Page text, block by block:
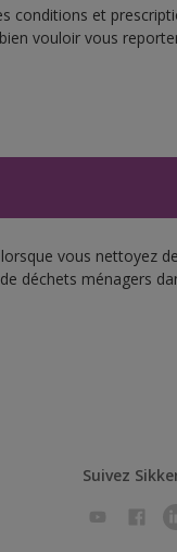
conditions et
vouloir vous
vous nettoyez
déchets ménagers
Suivez